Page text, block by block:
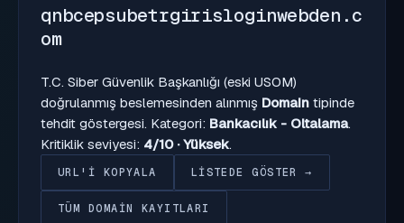
qnbcepsubetrgirisloginwebden.c
om
T.C. Siber Güvenlik Başkanlığı (eski USOM)
doğrulanmış beslemesinden alınmış Domain tipinde
tehdit göstergesi. Kategori: Bankacılık - Oltalama.
Kritiklik seviyesi: 4/10 · Yüksek.
URL'I KOPYALA LISTEDE GÖSTER →
TÜM DOMAIN KAYITLARI